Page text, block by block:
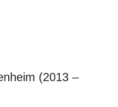
(2013 –